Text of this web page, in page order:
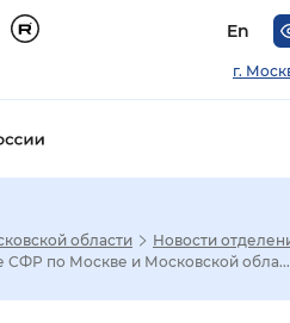
En
г.
отображения
области
Новости
СФР по Москве и Московской обла...